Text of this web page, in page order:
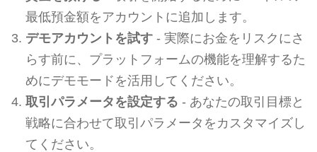
最低預金額をアカウントに追加します。
デモアカウントを試す- 実際にお金をリスクにさ
らす前に、プラットフォームの機能を理解するた
めにデモモードを活用してください。
取引パラメータを設定する - あなたの取引目標と
戦略に合わせて取引パラメータをカスタマイズし
てください。